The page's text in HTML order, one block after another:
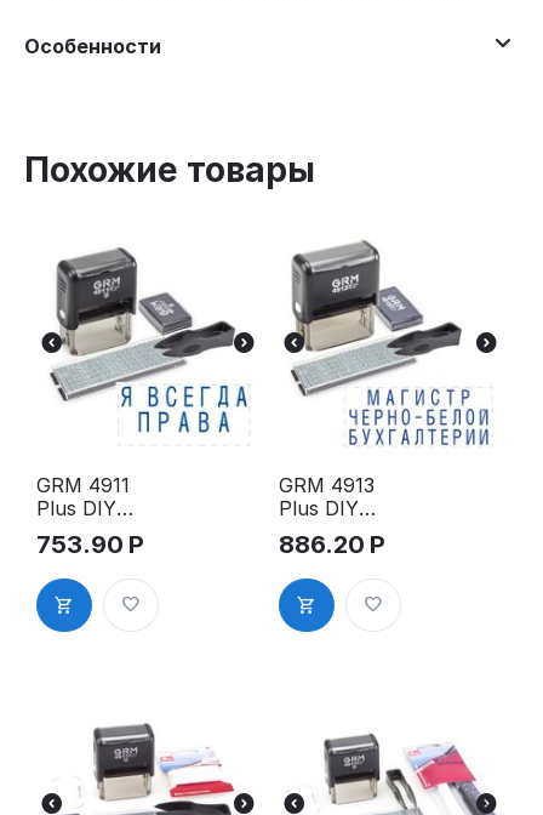
Особенности
Похожие товары
GRM 4911
Plus DIY
самонаборн
ый комплект
штампа
ПРИКОЛОВ,
2 строки, 1
мм, пинцет,
41x19мм
753.90 Р
GRM 4913
Plus DIY
самонаборн
ый комплект
штампа
ПРИКОЛОВ,
3 строки, 1
мм, пинцет,
60x24мм
886.20 Р